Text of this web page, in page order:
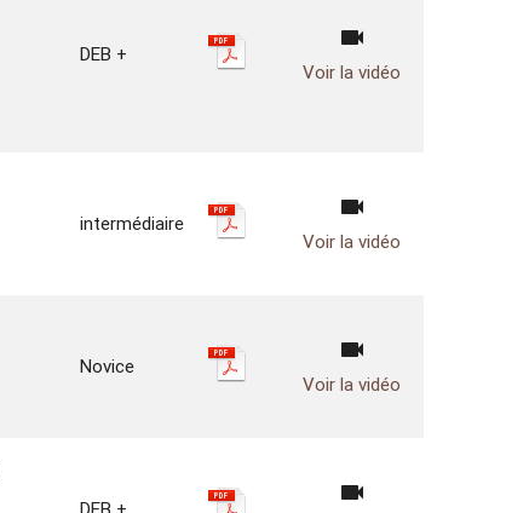
DEB +
videocam
Voir la vidéo
intermédiaire
videocam
Voir la vidéo
Novice
videocam
Voir la vidéo
videocam